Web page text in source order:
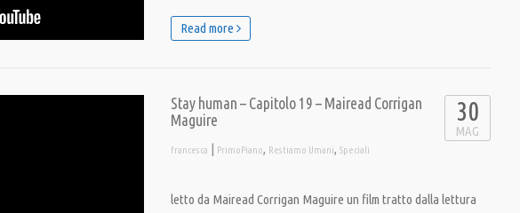
Read more
Stay human – Capitolo 19 – Mairead Corrigan
Maguire
francesca | PrimoPiano, Restiamo Umani, Speciali
30
MAG
letto da Mairead Corrigan Maguire un film tratto dalla lettura